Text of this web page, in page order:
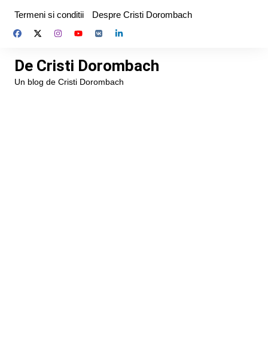
content
Termeni si conditii Despre Cristi Dorombach
De Cristi Dorombach
Un blog de Cristi Dorombach